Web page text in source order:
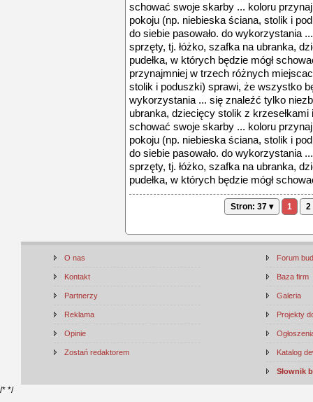
schować swoje skarby ... koloru
pokoju (np. niebieska ściana, stolik i
do siebie pasowało. do wykorzystania
sprzęty, tj. łóżko, szafka na ubranka,
pudełka, w których będzie mógł
przynajmniej w trzech różnych
stolik i poduszki) sprawi, że wszystko
wykorzystania ... się znaleźć tylko
ubranka, dziecięcy stolik z krzesełkami
schować swoje skarby ... koloru
pokoju (np. niebieska ściana, stolik i
do siebie pasowało. do wykorzystania
sprzęty, tj. łóżko, szafka na ubranka,
pudełka, w których będzie mógł
Stron: 37 ▾ 1 2
O nas
Kontakt
Partnerzy
Reklama
Opinie
Zostań redaktorem
Forum
Baza firm
Galeria
Projekty
Katalog
Słownik
/* */